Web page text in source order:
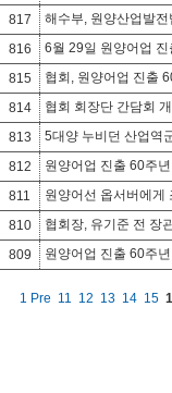
817
해수부, 원양산업발
816
6월 29일 원양어업 진
815
협회, 원양어업 진출
814
협회 회장단 간담회 개
813
5대양 누비던 산업역
812
원양어업 진출 60주
811
원양어선 옵서버에게
810
협회장, 유기준 전 장
809
원양어업 진출 60주
1 Pre 11 12 13 14 15